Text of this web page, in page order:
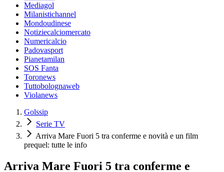
Mediagol
Milanistichannel
Mondoudinese
Notiziecalciomercato
Numericalcio
Padovasport
Pianetamilan
SOS Fanta
Toronews
Tuttobolognaweb
Violanews
Golssip
Serie TV
Arriva Mare Fuori 5 tra conferme e novità e un film
prequel: tutte le info
Arriva Mare Fuori 5 tra conferme e